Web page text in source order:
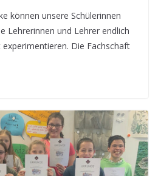
können unsere Schülerinnen
Lehrerinnen und Lehrer endlich
Die Fachschaft